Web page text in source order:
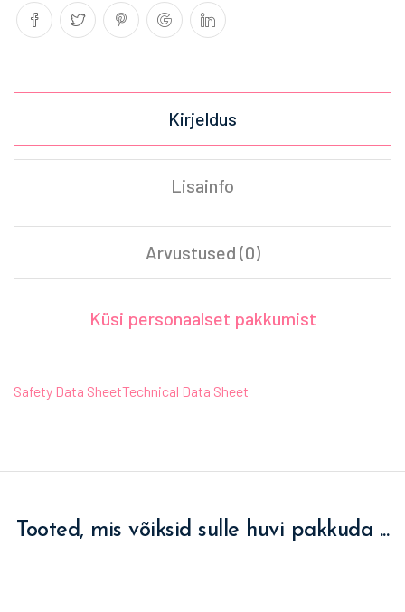
Kirjeldus
Lisainfo
Arvustused (0)
Küsi personaalset pakkumist
Safety Data SheetTechnical Data Sheet
Tooted, mis võiksid sulle huvi pakkuda ...